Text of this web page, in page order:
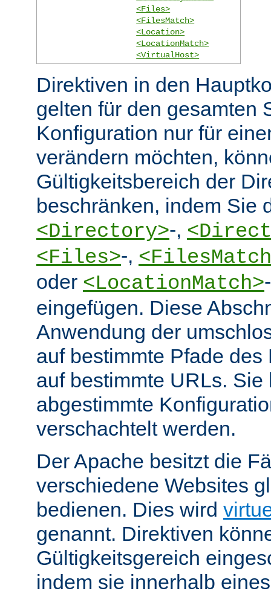
<Files>
<FilesMatch>
<Location>
<LocationMatch>
<VirtualHost>
Direktiven in den
gelten für den gesamten
Konfiguration nur für
verändern möchten,
Gültigkeitsbereich der
beschränken, indem Sie
<Directory>-,
<Files>-,
oder <LocationMatch>
eingefügen. Diese
Anwendung der
auf bestimmte Pfade
auf bestimmte URLs.
abgestimmte
verschachtelt werden.
Der Apache besitzt die
verschiedene Websites
bedienen. Dies wird
genannt. Direktiven
Gültigkeitsgereich
indem sie innerhalb